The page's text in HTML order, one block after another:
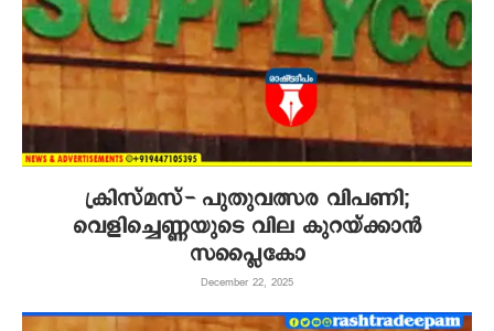
ക്രിസ്മസ്- പുതുവത്സര വിപണി;
വെളിച്ചെണ്ണയുടെ വില കുറയ്ക്കാൻ
സപ്ലൈകോ
December 22, 2025